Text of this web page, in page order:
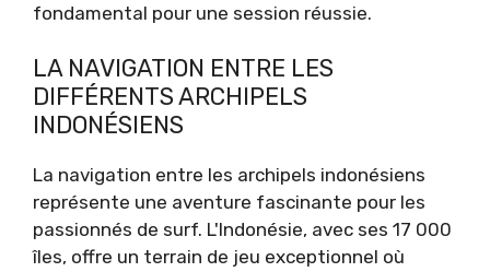
fondamental pour une session réussie.
LA NAVIGATION ENTRE LES
DIFFÉRENTS ARCHIPELS
INDONÉSIENS
La navigation entre les archipels indonésiens
représente une aventure fascinante pour les
passionnés de surf. L'Indonésie, avec ses 17 000
îles, offre un terrain de jeu exceptionnel où